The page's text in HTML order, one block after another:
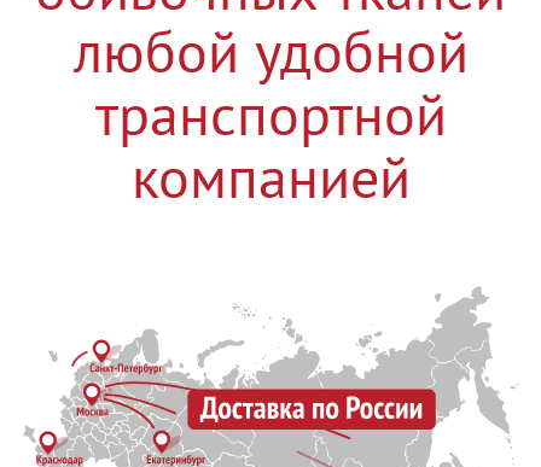
любой удобной
транспортной
компанией